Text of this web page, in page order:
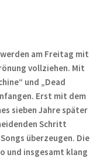
am Freitag mit
vollziehen. Mit
und „Dead
Erst mit dem
sieben Jahre später
Schritt
überzeugen. Die
und insgesamt klang